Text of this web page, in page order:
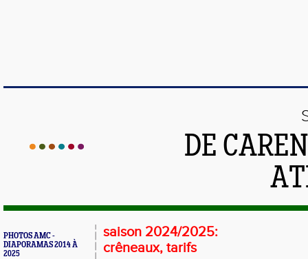
DE
PHOTOS AMC -
DIAPORAMAS 2014 À
2025
saison 2024/2025:
crêneaux, tarifs